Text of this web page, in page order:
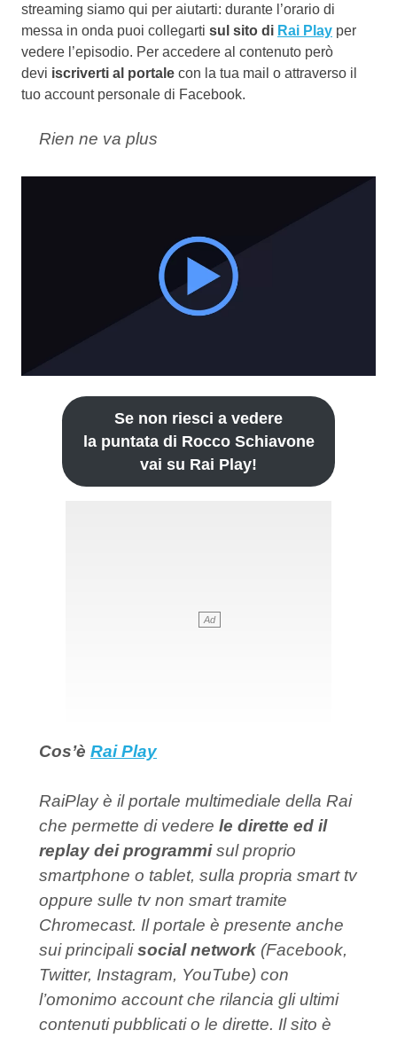
streaming siamo qui per aiutarti: durante l’orario di
messa in onda puoi collegarti sul sito di Rai Play per
vedere l’episodio. Per accedere al contenuto però
devi iscriverti al portale con la tua mail o attraverso il
tuo account personale di Facebook.
Rien ne va plus
Se non riesci a vedere
la puntata di Rocco Schiavone
vai su Rai Play!
Cos’è Rai Play
RaiPlay è il portale multimediale della Rai
che permette di vedere le dirette ed il
replay dei programmisul proprio
smartphone o tablet, sulla propria smart tv
oppure sulle tv non smart tramite
Chromecast. Il portale è presente anche
sui principalisocial network (Facebook,
Twitter, Instagram, YouTube) con
l’omonimo account che rilancia gli ultimi
contenuti pubblicati o le dirette. Il sito è